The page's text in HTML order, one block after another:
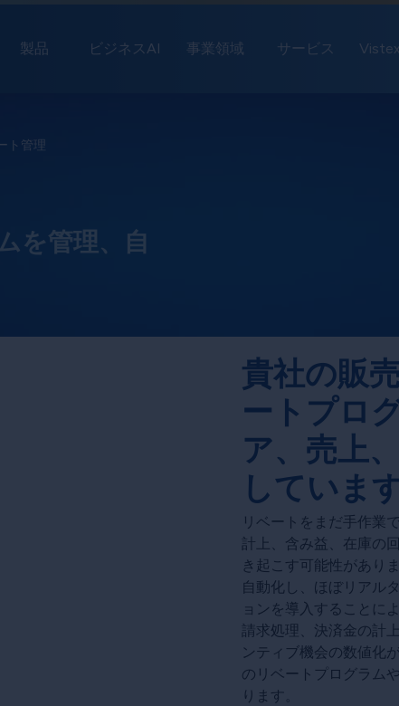
製品 ビジネスAI 事業領域 サービス
ト管理
を管理、自
貴社の販
ートプロ
ア、売上
していま
リベートをまだ手作業
計上、含み益、在庫の
き起こす可能性があり
自動化し、ほぼリアル
ョンを導入することに
請求処理、決済金の計
ンティブ機会の数値化
のリベートプログラム
ります。